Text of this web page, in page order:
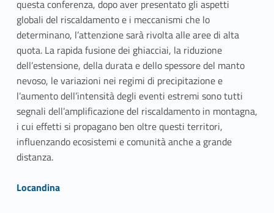
questa conferenza, dopo aver presentato gli aspetti
globali del riscaldamento e i meccanismi che lo
determinano, l’attenzione sarà rivolta alle aree di alta
quota. La rapida fusione dei ghiacciai, la riduzione
dell’estensione, della durata e dello spessore del manto
nevoso, le variazioni nei regimi di precipitazione e
l’aumento dell’intensità degli eventi estremi sono tutti
segnali dell’amplificazione del riscaldamento in montagna,
i cui effetti si propagano ben oltre questi territori,
influenzando ecosistemi e comunità anche a grande
distanza.
Link identifier #identifier__89461-2Locandina